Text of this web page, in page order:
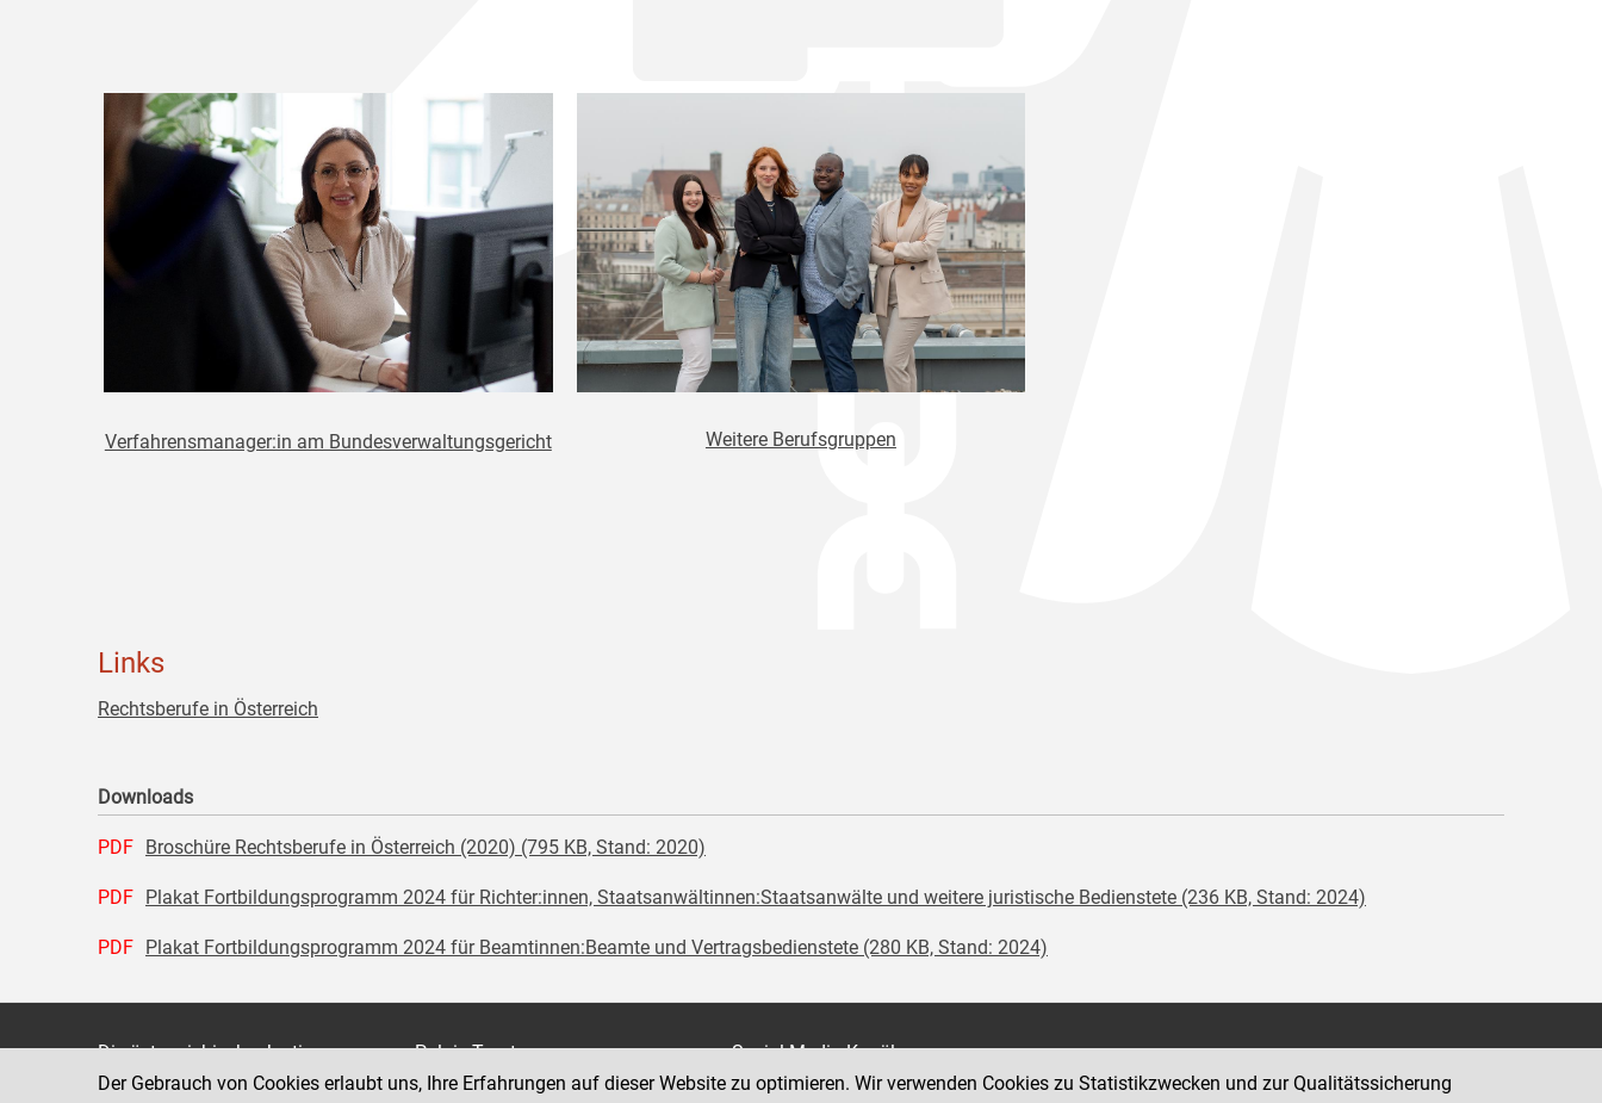
Verfahrensmanager:in am Bundesverwaltungsgericht Weitere Berufsgruppen
Links
Rechtsberufe in Österreich
Downloads
PDF Broschüre Rechtsberufe in Österreich (2020) (795 KB, Stand: 2020)
PDF Plakat Fortbildungsprogramm 2024 für Richter:innen, Staatsanwältinnen:Staatsanwälte und weitere juristische Bedienstete (236 KB, Stand: 2024)
PDF Plakat Fortbildungsprogramm 2024 für Beamtinnen:Beamte und Vertragsbedienstete (280 KB, Stand: 2024)
Die österreichische Justiz
Bundesministerium für Justiz
Palais Trautson
Museumstraße 7
Social Media Kanäle
der Justiz und des BMJ
Der Gebrauch von Cookies erlaubt uns, Ihre Erfahrungen auf dieser Website zu optimieren. Wir verwenden Cookies zu Statistikzwecken und zur Qualitätssicherung